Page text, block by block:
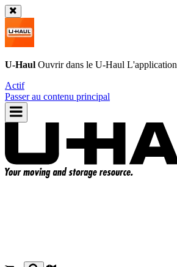
U-Haul Ouvrir dans le U-Haul L'application
Actif
Passer au contenu principal